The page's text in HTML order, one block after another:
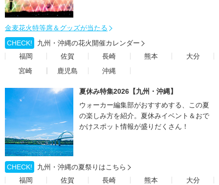
金麦花火特等席＆グッズが当たる
CHECK!
九州・沖縄の花火開催カレンダー
福岡
佐賀 長崎 熊本
大分
宮崎
鹿児島 沖縄
夏休み特集2026【九州・沖縄】
ウォーカー編集部がおすすめする、この夏
の楽しみ方を紹介。夏休みイベント＆おで
かけスポット情報が盛りだくさん！
CHECK!
九州・沖縄の夏祭りはこちら
福岡
佐賀 長崎 熊本
大分